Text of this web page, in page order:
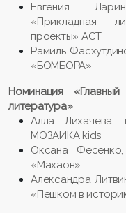
Евгения
«Прикладная
проекты» АСТ
Рамиль
«БОМБОРА»
Номинация
литература»
Алла Лихачева,
МОЗАИКА kids
Оксана Фесенко,
«Махаон»
Александра
«Пешком в